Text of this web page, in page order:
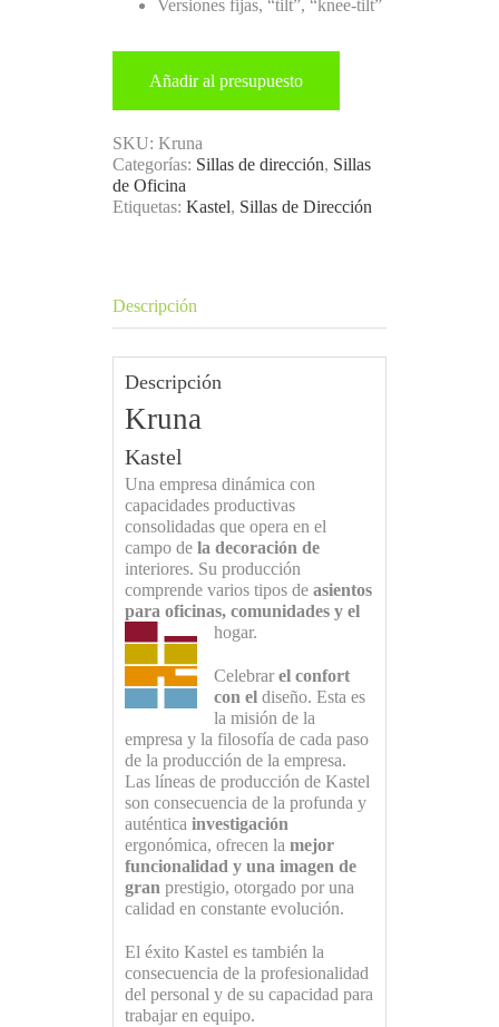
Versiones fijas, “tilt”, “knee-tilt”
Añadir al presupuesto
SKU: Kruna
Categorías: Sillas de dirección, Sillas
de Oficina
Etiquetas: Kastel, Sillas de Dirección
Descripción
Descripción
Kruna
Kastel
Una empresa dinámica con
capacidades productivas
consolidadas que opera en el
campo de la decoración de
interiores. Su producción
comprende varios tipos de asientos
para oficinas, comunidades y el
hogar.
Celebrar el confort
con el diseño. Esta es
la misión de la
empresa y la filosofía de cada paso
de la producción de la empresa.
Las líneas de producción de Kastel
son consecuencia de la profunda y
auténtica investigación
ergonómica, ofrecen la mejor
funcionalidad y una imagen de
gran prestigio, otorgado por una
calidad en constante evolución.
El éxito Kastel es también la
consecuencia de la profesionalidad
del personal y de su capacidad para
trabajar en equipo.